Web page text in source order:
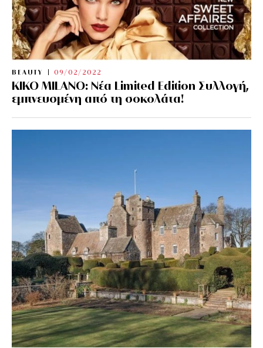
BEAUTY 09/02/2022
KIKO MILANO: Νέα Limited Edition Συλλογή,
εμπνευσμένη από τη σοκολάτα!